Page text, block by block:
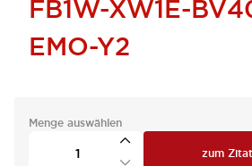
FB1W-XW1E-
EMO-Y2
Menge auswählen
zum